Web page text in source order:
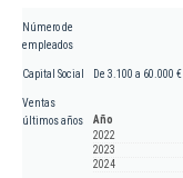
Número de
empleados
Capital Social De 3.100 a 60.000 €
Ventas
últimos años
Año
2022
2023
2024